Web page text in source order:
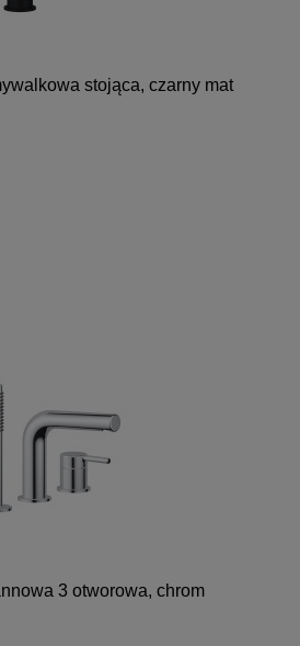
stojąca, czarny mat
3 otworowa, chrom